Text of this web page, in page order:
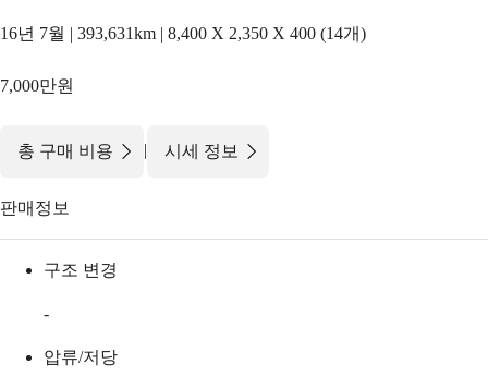
16년 7월 | 393,631km | 8,400 X 2,350 X 400 (14개)
7,000만원
총 구매 비용 | 시세 정보
판매정보
구조 변경
-
압류/저당